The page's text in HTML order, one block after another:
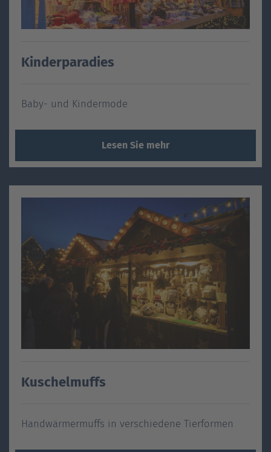
Kinderparadies
Baby- und Kindermode
Lesen Sie mehr
Kuschelmuffs
Handwärmermuffs in verschiedene Tierformen